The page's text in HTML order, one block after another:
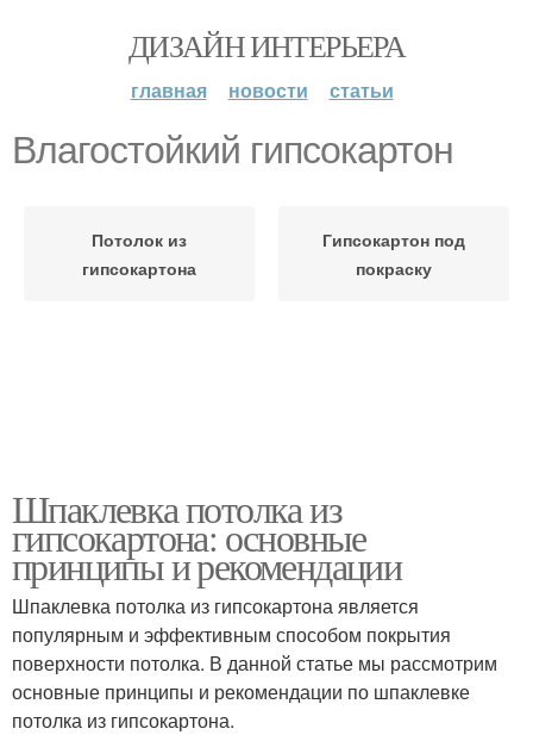
ДИЗАЙН ИНТЕРЬЕРА
главная новости статьи
Влагостойкий гипсокартон
Потолок из
гипсокартона
Гипсокартон под
покраску
Шпаклевка потолка из
гипсокартона: основные
принципы и рекомендации
Шпаклевка потолка из гипсокартона является
популярным и эффективным способом покрытия
поверхности потолка. В данной статье мы рассмотрим
основные принципы и рекомендации по шпаклевке
потолка из гипсокартона.